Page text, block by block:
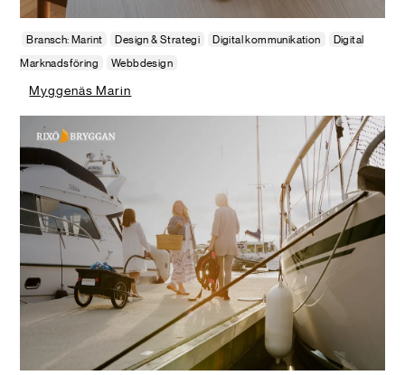
Bransch: Marint Design & Strategi Digital kommunikation
Digital
Marknadsföring
Webbdesign
Myggenäs Marin